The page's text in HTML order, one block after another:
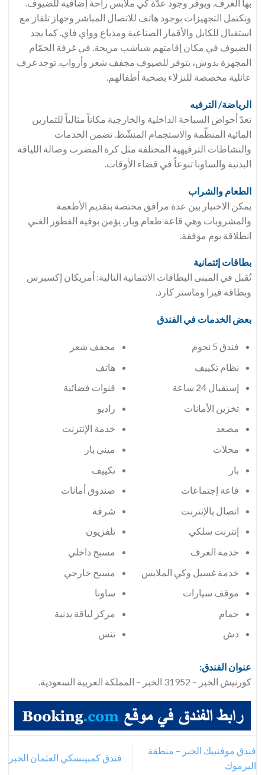
بها الغرف. ويوفر وجود عدّة كي ملابس راحة إضافية للضيوف.
وتكتمل التجهيزات بوجود هاتف للاتصال المباشر وجهاز تلفاز مع
استقبال للكابل والأقمار الصناعية ومذياع وواي فاي. كما يجد
الضيوف في مكان إقامتهم شباشب مريحة. في غرفة الحمّام
المجهزة بدوش، يتوفر للضيوف مجفف شعر وأرواب. توجد غرف
عائلية مخصصة للنزلاء بصحبة أطفالهم.
الرياضة/ الترفيه
تعدّ أحواض السباحة الداخلية والخارجية مكاناً مثالياً للتمارين
المائية المنظّمة والاستجمام المنشّط. تضمن الخدمات
والنشاطات الترفيهية المختلفة مثل كرة المضرب وصالة اللياقة
البدنية والساونا تنوعاً في قضاء الأوقات.
الطعام والشراب
يمكن الاختيار بين عدة مرافق مختصة بتقديم الأطعمة
والمشروبات وهي قاعة طعام وبار. يؤمن بوفيه الفطور الغني
انطلاقة يوم موفقة.
بطاقات إئتمانية
تُقبل في المبنى البطاقات الائتمانية التالية: أمريكان إكسبرس
وبطاقة فيزا وماستر كارد.
بعض الخدمات في الفندق
فندق 5 نجوم
إستقبال 24 ساعة
تخزين الأمانات
مصعد
محلات
بار
قاعة إجتماعات
اتصال بالإنترنت
إنترنت سلكي
خدمة الغرف
خدمة غسيل وكي الملابس
موقف سيارات
حمام
دش
مجفف شعر
هاتف
قنوات فضائية
راديو
خدمة الإنترنت
ميني بار
تكييف
صندوق أمانات
شرفة
تلفزيون
مسبح داخلي
مسبح خارجي
ساونا
مركز لياقة بدنية
تنس
عنوان الفندق:
كورنيش الخبر – 31952 الخبر – المملكة العربية السعودية.
فندق موفنبيك الخبر – منطقة
اليرموك
فندق كمبينسكي العثمان الخبر